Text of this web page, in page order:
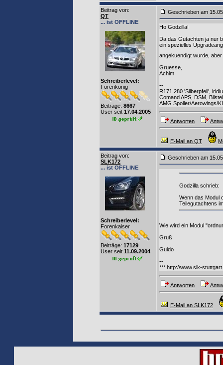
Beitrag von:
QT
... ist OFFLINE
Schreiberlevel:
Forenkönig
Beiträge: 8667
User seit 17.04.2005
Geschrieben am
Ho Godzilla!
Da das Gutachten ja nur
ein spezielles
angekuendigt wurde,
Gruesse,
Achim
--
R171 280 'Silberpfeil',
Comand APS, DSM,
AMG Spoiler/Aerowings/
Antworten
E-Mail an QT
Beitrag von:
SLK172
... ist OFFLINE
Schreiberlevel:
Forenkaiser
Beiträge: 17129
User seit 11.09.2004
Geschrieben am
Godzilla schrieb:
Wenn das Modul
Teilegutachtens
Wie wird ein Modul
Gruß
Guido
--
*** http://www.slk-
Antworten
E-Mail an SLK172